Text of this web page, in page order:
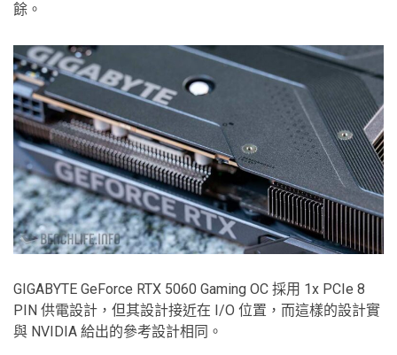
餘。
GIGABYTE GeForce RTX 5060 Gaming OC 採用 1x PCIe 8
PIN 供電設計，但其設計接近在 I/O 位置，而這樣的設計實
與 NVIDIA 給出的參考設計相同。